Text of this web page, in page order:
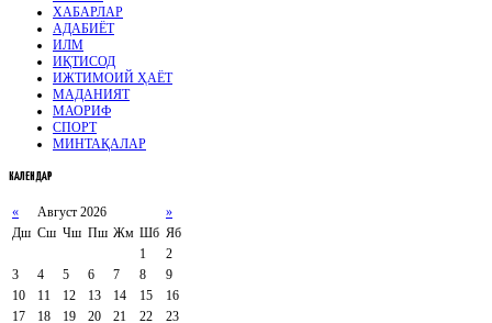
ХАБАРЛАР
АДАБИЁТ
ИЛМ
ИҚТИСОД
ИЖТИМОИЙ ҲАЁТ
МАДАНИЯТ
МАОРИФ
СПОРТ
МИНТАҚАЛАР
КАЛЕНДАР
« Август 2026
»
Дш Сш Чш Пш Жм Шб Яб
1
2
3
4 5 6 7 8
9
10
11 12 13 14 15
16
17
18 19 20 21 22 23